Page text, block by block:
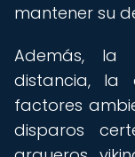
mantener su
Además,
distancia, la
factores
disparos